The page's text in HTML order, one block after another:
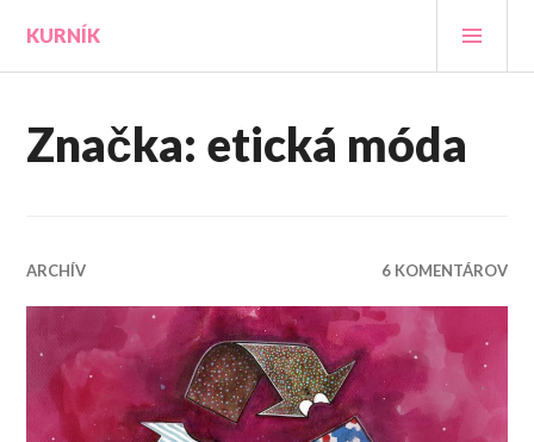
obsah
KURNÍK
Značka: etická móda
ARCHÍV 6 KOMENTÁROV